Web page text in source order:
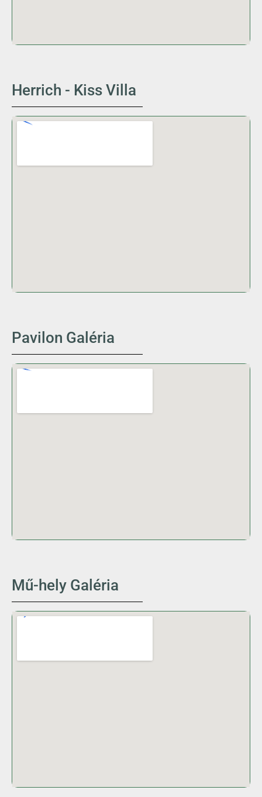
Herrich - Kiss Villa
Pavilon Galéria
Mű-hely Galéria